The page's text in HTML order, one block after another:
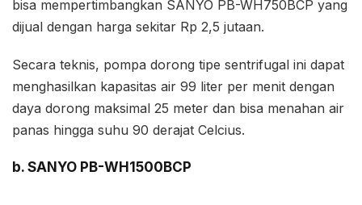
bisa mempertimbangkan SANYO PB-WH750BCP yang
dijual dengan harga sekitar Rp 2,5 jutaan.
Secara teknis, pompa dorong tipe sentrifugal ini dapat
menghasilkan kapasitas air 99 liter per menit dengan
daya dorong maksimal 25 meter dan bisa menahan air
panas hingga suhu 90 derajat Celcius.
b. SANYO PB-WH1500BCP